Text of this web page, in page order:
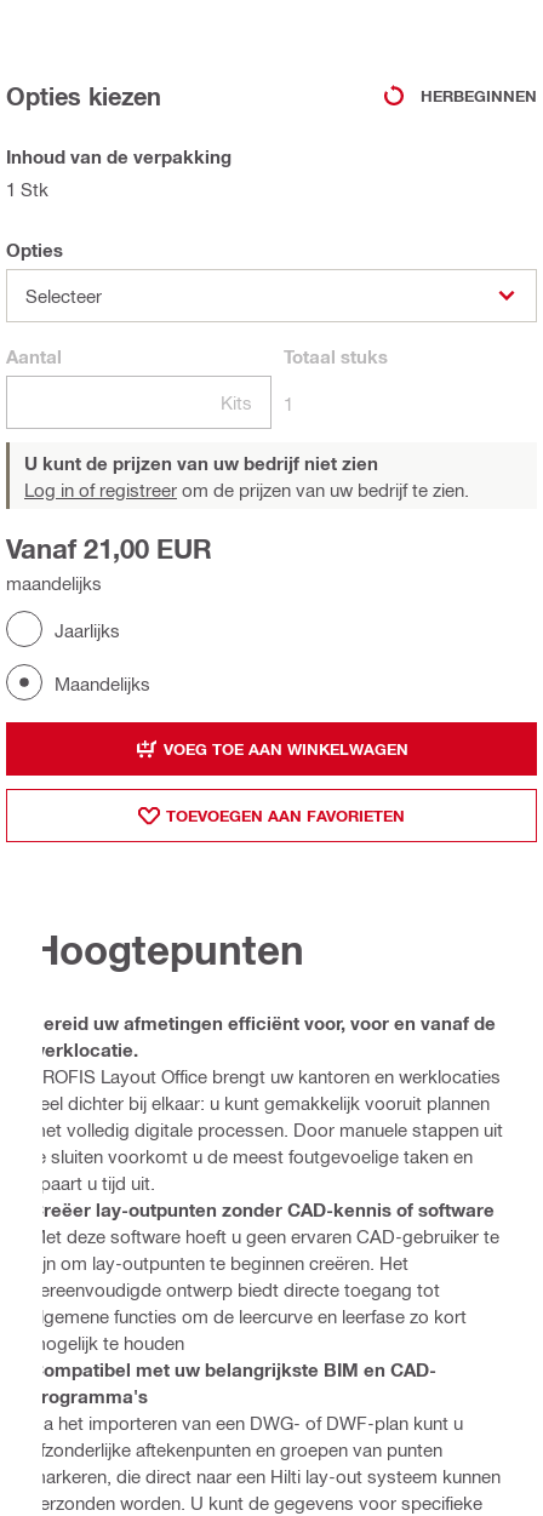
Opties kiezen HERBEGINNEN
Inhoud van de verpakking
1 Stk
Opties
Selecteer
Aantal
Kits
Totaal stuks
1
U kunt de prijzen van uw bedrijf niet zien
Log in of registreer om de prijzen van uw bedrijf te zien.
Jaarlijks
Maandelijks
Vanaf 21,00 EUR
maandelijks
VOEG TOE AAN WINKELWAGEN
TOEVOEGEN AAN FAVORIETEN
Hoogtepunten
Bereid uw afmetingen efficiënt voor, voor en vanaf de
werklocatie.
PROFIS Layout Office brengt uw kantoren en werklocaties
veel dichter bij elkaar: u kunt gemakkelijk vooruit plannen
met volledig digitale processen. Door manuele stappen uit
te sluiten voorkomt u de meest foutgevoelige taken en
spaart u tijd uit.
Creëer lay-outpunten zonder CAD-kennis of software
Met deze software hoeft u geen ervaren CAD-gebruiker te
zijn om lay-outpunten te beginnen creëren. Het
vereenvoudigde ontwerp biedt directe toegang tot
algemene functies om de leercurve en leerfase zo kort
mogelijk te houden
Compatibel met uw belangrijkste BIM en CAD-
programma's
Na het importeren van een DWG- of DWF-plan kunt u
afzonderlijke aftekenpunten en groepen van punten
markeren, die direct naar een Hilti lay-out systeem kunnen
verzonden worden. U kunt de gegevens voor specifieke